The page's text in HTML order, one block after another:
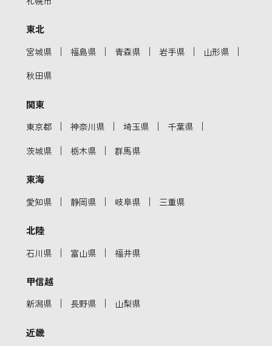
東北
宮城県 ｜ 福島県 ｜ 青森県 ｜ 岩手県 ｜ 山形県 ｜
秋田県
関東
東京都 ｜ 神奈川県 ｜ 埼玉県 ｜ 千葉県 ｜
茨城県 ｜ 栃木県 ｜ 群馬県
東海
愛知県 ｜ 静岡県 ｜ 岐阜県 ｜ 三重県
北陸
石川県 ｜ 富山県 ｜ 福井県
甲信越
新潟県 ｜ 長野県 ｜ 山梨県
近畿